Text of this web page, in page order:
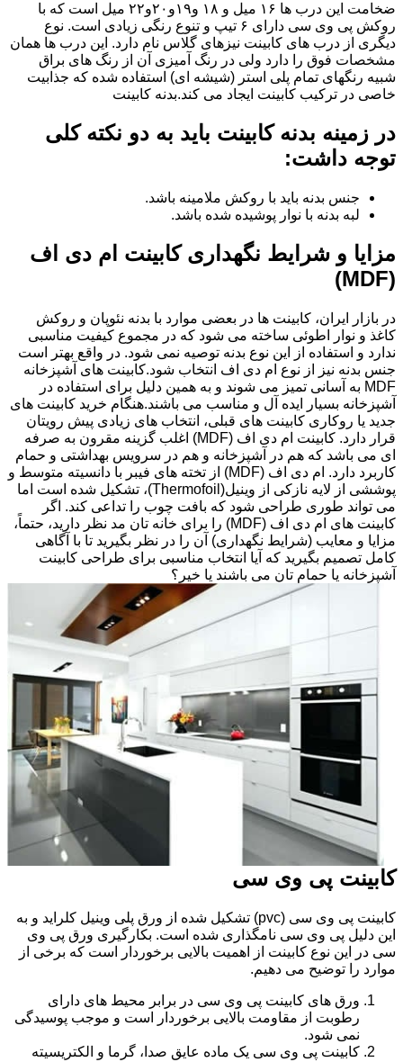
ضخامت این درب ها ۱۶ میل و ۱۸ و١٩و٢٠و٢٢ میل است که با
روکش پی وی سی دارای ۶ تیپ و تنوع رنگی زیادی است. نوع
دیگری از درب های کابینت نیزهای گلاس نام دارد. این درب ها همان
مشخصات فوق را دارد ولی در رنگ آمیزی آن از رنگ های براق
شبیه رنگهای تمام پلی استر (شیشه ای) استفاده شده که جذابیت
خاصی در ترکیب کابینت ایجاد می کند.بدنه کابینت
در زمینه بدنه کابینت باید به دو نکته کلی
توجه داشت:
جنس بدنه باید با روکش ملامینه باشد.
لبه بدنه با نوار پوشیده شده باشد.
مزایا و شرایط نگهداری کابینت ام دی اف
(MDF)
در بازار ایران، کابینت ها در بعضی موارد با بدنه نئوپان و روکش
کاغذ و نوار اطوئی ساخته می شود که در مجموع کیفیت مناسبی
ندارد و استفاده از این نوع بدنه توصیه نمی شود. در واقع بهتر است
جنس بدنه نیز از نوع ام دی اف انتخاب شود.کابینت های آشپزخانه
MDF به آسانی تمیز می شوند و به همین دلیل برای استفاده در
آشپزخانه بسیار ایده آل و مناسب می باشند.هنگام خرید کابینت های
جدید یا روکاری کابینت های قبلی، انتخاب های زیادی پیش رویتان
قرار دارد. کابینت ام دی اف (MDF) اغلب گزینه مقرون به صرفه
ای می باشد که هم در آشپزخانه و هم در سرویس بهداشتی و حمام
کاربرد دارد. ام دی اف (MDF) از تخته های فیبر با دانسیته متوسط و
پوششی از لایه نازکی از وینیل(Thermofoil)، تشکیل شده است اما
می تواند طوری طراحی شود که بافت چوب را تداعی کند. اگر
کابینت های ام دی اف (MDF) را برای خانه تان مد نظر دارید، حتماً،
مزایا و معایب (شرایط نگهداری) آن را در نظر بگیرید تا با آگاهی
کامل تصمیم بگیرید که آیا انتخاب مناسبی برای طراحی کابینت
آشپزخانه یا حمام تان می باشند یا خیر؟
کابینت پی وی سی
کابینت پی وی سی (pvc) تشکیل شده از ورق پلی وینیل کلراید و به
این دلیل پی وی سی نامگذاری شده است. بکارگیری ورق پی وی
سی در این نوع کابینت از اهمیت بالایی برخوردار است که برخی از
موارد را توضیح می دهیم.
ورق های کابینت پی وی سی در برابر محیط های دارای
رطوبت از مقاومت بالایی برخوردار است و موجب پوسیدگی
نمی شود.
کابینت پی وی سی یک ماده عایق صدا، گرما و الکتریسیته